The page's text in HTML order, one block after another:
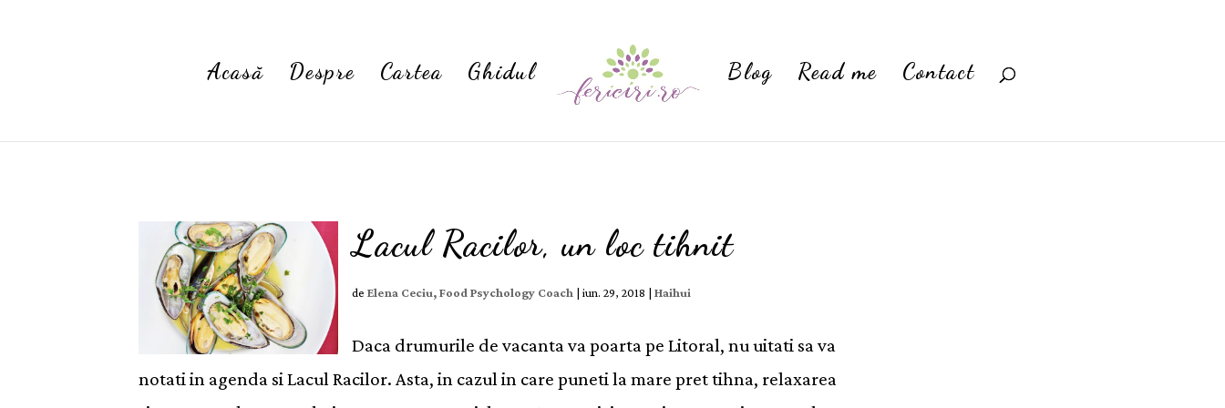
Acasă Despre Cartea Ghidul Blog Read me Contact
Lacul Racilor, un loc tihnit
de Elena Ceciu, Food Psychology Coach | iun. 29, 2018 | Haihui
Daca drumurile de vacanta va poarta pe Litoral, nu uitati sa va
notati in agenda si Lacul Racilor. Asta, in cazul in care puneti la mare pret tihna, relaxarea